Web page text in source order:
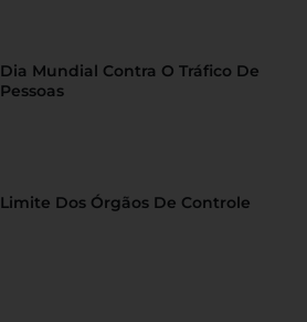
Dia Mundial Contra O Tráfico De
Pessoas
Limite Dos Órgãos De Controle